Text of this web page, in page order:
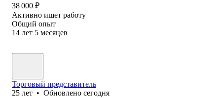
38 000 ₽
Активно ищет работу
Общий опыт
14 лет 5 месяцев
Торговый представитель
25 лет • Обновлено сегодня